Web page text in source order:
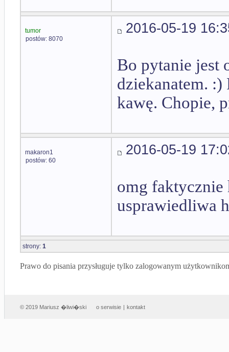
tumor
postów: 8070
2016-05-19
Bo pytanie jest
dziekanatem. :)
kawę. Chopie,
makaron1
postów: 60
2016-05-19
omg faktycznie
usprawiedliwa
strony: 1
Prawo do pisania przysługuje tylko zalogowanym
© 2019 Mariusz �liwi�ski o serwisie | kontakt